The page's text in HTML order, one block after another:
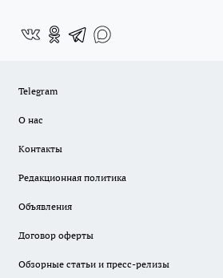
Telegram
О нас
Контакты
Редакционная политика
Объявления
Договор оферты
Обзорные статьи и пресс-релизы